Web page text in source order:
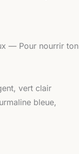
— Pour nourrir ton
vert clair
bleue,